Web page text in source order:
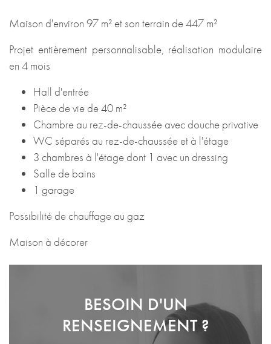
Maison d'environ 97 m² et son terrain de 447 m²
Projet entièrement personnalisable, réalisation modulaire
en 4 mois
Hall d'entrée
Pièce de vie de 40 m²
Chambre au rez-de-chaussée avec douche privative
WC séparés au rez-de-chaussée et à l'étage
3 chambres à l'étage dont 1 avec un dressing
Salle de bains
1 garage
Possibilité de chauffage au gaz
Maison à décorer
BESOIN D'UN
RENSEIGNEMENT ?